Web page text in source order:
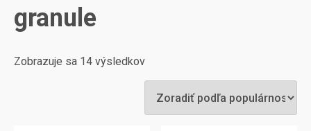
granule
Zobrazuje sa 14 výsledkov